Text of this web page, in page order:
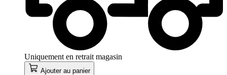
Uniquement en retrait magasin
Ajouter au panier